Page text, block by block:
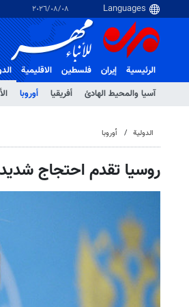
٠٨‏/٠٨‏/٢٠٢٦
الرئيسية إيران فلسطین الاقلیمیة
آسيا والمحيط الهادئ
أفريقيا أوروبا
الدولية أوروبا
روسيا تقدم احتجاج